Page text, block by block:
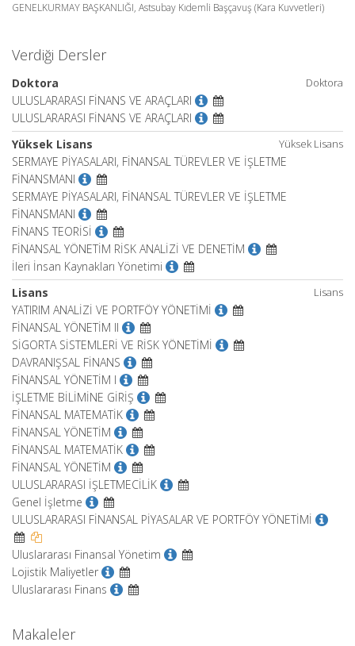
GENELKURMAY BAŞKANLIĞI, Astsubay Kıdemli Başçavuş (Kara Kuvvetleri)
Verdiği Dersler
Doktora
Doktora
ULUSLARARASI FİNANS VE ARAÇLARI
ULUSLARARASI FİNANS VE ARAÇLARI
Yüksek Lisans
Yüksek Lisans
SERMAYE PİYASALARI, FİNANSAL TÜREVLER VE İŞLETME
FİNANSMANI
SERMAYE PİYASALARI, FİNANSAL TÜREVLER VE İŞLETME
FİNANSMANI
FİNANS TEORİSİ
FİNANSAL YÖNETİM RİSK ANALİZİ VE DENETİM
İleri İnsan Kaynakları Yönetimi
Lisans
Lisans
YATIRIM ANALİZİ VE PORTFÖY YÖNETİMİ
FİNANSAL YÖNETİM II
SİGORTA SİSTEMLERİ VE RİSK YÖNETİMİ
DAVRANIŞSAL FİNANS
FİNANSAL YÖNETİM I
İŞLETME BİLİMİNE GİRİŞ
FİNANSAL MATEMATİK
FİNANSAL YÖNETİM
FİNANSAL MATEMATİK
FİNANSAL YÖNETİM
ULUSLARARASI İŞLETMECİLİK
Genel İşletme
ULUSLARARASI FİNANSAL PİYASALAR VE PORTFÖY YÖNETİMİ
Uluslararası Finansal Yönetim
Lojistik Maliyetler
Uluslararası Finans
Makaleler